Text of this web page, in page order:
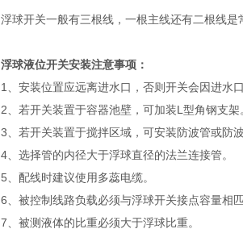
浮球开关一般有三根线，一根主线还有二根线
浮球液位开关安装注意事项：
1、安装位置应远离进水口，否则开关会因进水
2、若开关装置于容器池壁，可加装L型角钢支架
3、若开关装置于搅拌区域，可安装防波管或防波
4、选择管的内径大于浮球直径的法兰连接管。
5、配线时建议使用多蕊电缆。
6、被控制线路负载必须与浮球开关接点容量相匹
7、被测液体的比重必须大于浮球比重。